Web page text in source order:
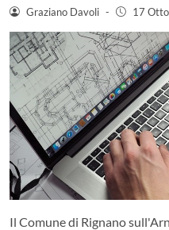
Graziano Davoli - 17
Il Comune di Rignano